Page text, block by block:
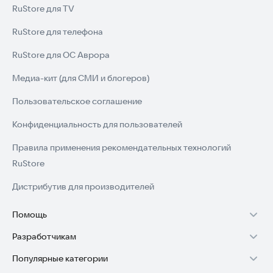
RuStore для TV
RuStore для телефона
RuStore для ОС Аврора
Медиа-кит (для СМИ и блогеров)
Пользовательское соглашение
Конфиденциальность для пользователей
Правила применения рекомендательных технологий
RuStore
Дистрибутив для производителей
Помощь
Установка RuStore на TV
Установка RuStore на телефон
Разработчикам
Зарабатывать с RuStore
Популярные категории